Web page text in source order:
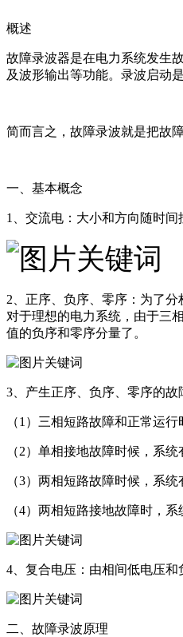
概述
故障录波器是在电力系统发生
及波形输出等功能。录波启动
简而言之，故障录波就是把故
一、基本概念
1、交流电：大小和方向随时
2、正序、负序、零序：为了
对于理想的电力系统，由于三
值的负序和零序分量了。
3、产生正序、负序、零序的故
（1）三相短路故障和正常运行
（2）单相接地故障时候，系
（3）两相短路故障时候，系统
（4）两相短路接地故障时，
4、复合电压：由相间低电压和
二、故障录波原理